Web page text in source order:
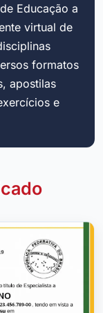
Educação a
virtual de
formatos
apostilas
e